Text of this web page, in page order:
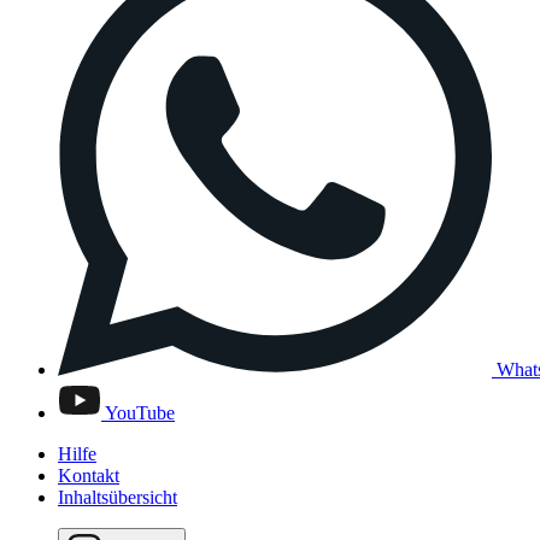
YouTube
Hilfe
Kontakt
Inhaltsübersicht